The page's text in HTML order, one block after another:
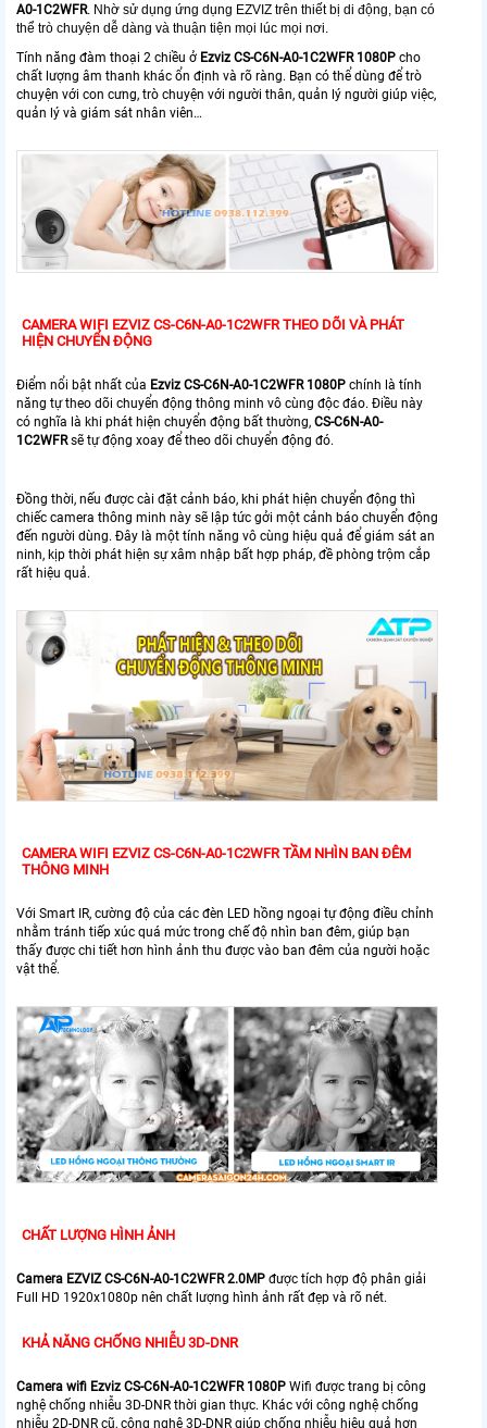
A0-1C2WFR. Nhờ sử dụng ứng dụng EZVIZ trên thiết bị di động, bạn có
thể trò chuyện dễ dàng và thuận tiện mọi lúc mọi nơi.
Tính năng đàm thoại 2 chiều ở Ezviz CS-C6N-A0-1C2WFR 1080P cho
chất lượng âm thanh khác ổn định và rõ ràng. Bạn có thể dùng để trò
chuyện với con cưng, trò chuyện với người thân, quản lý người giúp việc,
quản lý và giám sát nhân viên…
CAMERA WIFI EZVIZ CS-C6N-A0-1C2WFR THEO DÕI VÀ PHÁT
HIỆN CHUYỂN ĐỘNG
Điểm nổi bật nhất của Ezviz CS-C6N-A0-1C2WFR 1080P chính là tính
năng tự theo dõi chuyển động thông minh vô cùng độc đáo. Điều này
có nghĩa là khi phát hiện chuyển động bất thường, CS-C6N-A0-
1C2WFRsẽ tự động xoay để theo dõi chuyển động đó.
Đồng thời, nếu được cài đặt cảnh báo, khi phát hiện chuyển động thì
chiếc camera thông minh này sẽ lập tức gởi một cảnh báo chuyển động
đến người dùng. Đây là một tính năng vô cùng hiệu quả để giám sát an
ninh, kịp thời phát hiện sự xâm nhập bất hợp pháp, đề phòng trộm cắp
rất hiệu quả.
CAMERA WIFI EZVIZ CS-C6N-A0-1C2WFR TẦM NHÌN BAN ĐÊM
THÔNG MINH
Với Smart IR, cường độ của các đèn LED hồng ngoại tự động điều chỉnh
nhằm tránh tiếp xúc quá mức trong chế độ nhìn ban đêm, giúp bạn
thấy được chi tiết hơn hình ảnh thu được vào ban đêm của người hoặc
vật thể.
CHẤT LƯỢNG HÌNH ẢNH
Camera EZVIZ CS-C6N-A0-1C2WFR 2.0MP được tích hợp độ phân giải
Full HD 1920x1080p nên chất lượng hình ảnh rất đẹp và rõ nét.
KHẢ NĂNG CHỐNG NHIỄU 3D-DNR
Camera wifi Ezviz CS-C6N-A0-1C2WFR 1080P Wifi được trang bị công
nghệ chống nhiễu 3D-DNR thời gian thực. Khác với công nghệ chống
nhiễu 2D-DNR cũ, công nghệ 3D-DNR giúp chống nhiễu hiệu quả hơn